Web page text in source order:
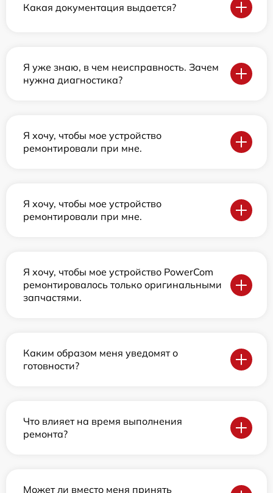
Какая документация выдается?
Я уже знаю, в чем неисправность. Зачем
нужна диагностика?
Я хочу, чтобы мое устройство
ремонтировали при мне.
Я хочу, чтобы мое устройство
ремонтировали при мне.
Я хочу, чтобы мое устройство PowerCom
ремонтировалось только оригинальными
запчастями.
Каким образом меня уведомят о
готовности?
Что влияет на время выполнения
ремонта?
Может ли вместо меня принять